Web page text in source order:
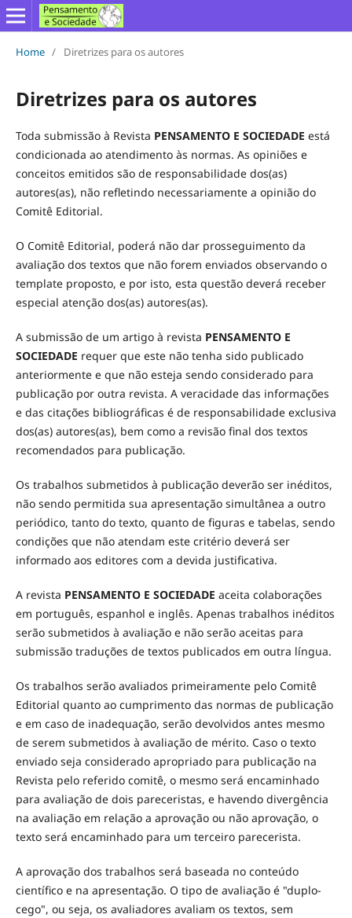
Home / Diretrizes para os autores
Diretrizes para os autores
Toda submissão à Revista PENSAMENTO E SOCIEDADE está
condicionada ao atendimento às normas. As opiniões e
conceitos emitidos são de responsabilidade dos(as)
autores(as), não refletindo necessariamente a opinião do
Comitê Editorial.
O Comitê Editorial, poderá não dar prosseguimento da
avaliação dos textos que não forem enviados observando o
template proposto, e por isto, esta questão deverá receber
especial atenção dos(as) autores(as).
A submissão de um artigo à revista PENSAMENTO E
SOCIEDADE requer que este não tenha sido publicado
anteriormente e que não esteja sendo considerado para
publicação por outra revista. A veracidade das informações
e das citações bibliográficas é de responsabilidade exclusiva
dos(as) autores(as), bem como a revisão final dos textos
recomendados para publicação.
Os trabalhos submetidos à publicação deverão ser inéditos,
não sendo permitida sua apresentação simultânea a outro
periódico, tanto do texto, quanto de figuras e tabelas, sendo
condições que não atendam este critério deverá ser
informado aos editores com a devida justificativa.
A revista PENSAMENTO E SOCIEDADE aceita colaborações
em português, espanhol e inglês. Apenas trabalhos inéditos
serão submetidos à avaliação e não serão aceitas para
submissão traduções de textos publicados em outra língua.
Os trabalhos serão avaliados primeiramente pelo Comitê
Editorial quanto ao cumprimento das normas de publicação
e em caso de inadequação, serão devolvidos antes mesmo
de serem submetidos à avaliação de mérito. Caso o texto
enviado seja considerado apropriado para publicação na
Revista pelo referido comitê, o mesmo será encaminhado
para avaliação de dois pareceristas, e havendo divergência
na avaliação em relação a aprovação ou não aprovação, o
texto será encaminhado para um terceiro parecerista.
A aprovação dos trabalhos será baseada no conteúdo
científico e na apresentação. O tipo de avaliação é "duplo-
cego", ou seja, os avaliadores avaliam os textos, sem